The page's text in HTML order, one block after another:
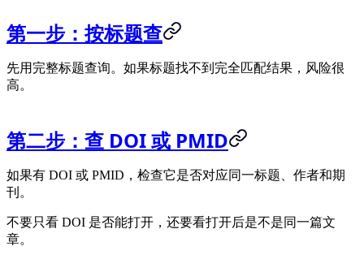
第一步：按标题查
先用完整标题查询。如果标题找不到完全匹配结果，风险很
高。
第二步：查 DOI 或 PMID
如果有 DOI 或 PMID，检查它是否对应同一标题、作者和期
刊。
不要只看 DOI 是否能打开，还要看打开后是不是同一篇文
章。